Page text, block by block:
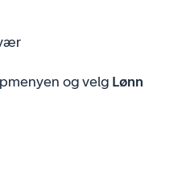
og velg Lønn